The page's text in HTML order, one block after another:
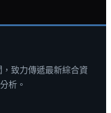
，致力傳遞最新綜合資
析。